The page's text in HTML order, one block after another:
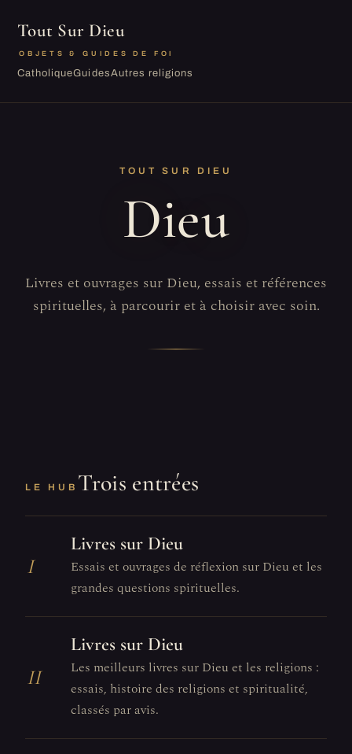
Tout Sur Dieu
OBJETS & GUIDES DE FOI
CatholiqueGuidesAutres religions
TOUT SUR DIEU
Dieu
Livres et ouvrages sur Dieu, essais et références
spirituelles, à parcourir et à choisir avec soin.
LE HUB Trois entrées
I
Livres sur Dieu
Essais et ouvrages de réflexion sur Dieu et les
grandes questions spirituelles.
II
Livres sur Dieu
Les meilleurs livres sur Dieu et les religions :
essais, histoire des religions et spiritualité,
classés par avis.